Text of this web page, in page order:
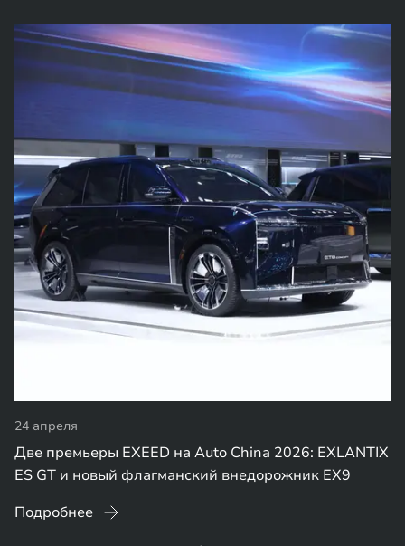
24 апреля
Две премьеры EXEED на Auto China 2026: EXLANTIX
ES GT и новый флагманский внедорожник EX9
Подробнее